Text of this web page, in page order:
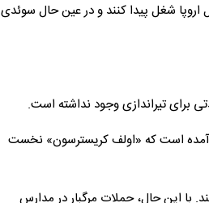
اروپا شغل پیدا کنند و در عین حال سوئدی
برای تیراندازی وجود نداشته است.
آمده است که «اولف کریسترسون» نخست
با این حال، حملات مرگبار در مدارس